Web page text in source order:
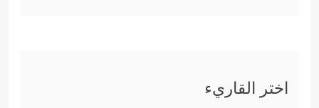
اختر القاريء